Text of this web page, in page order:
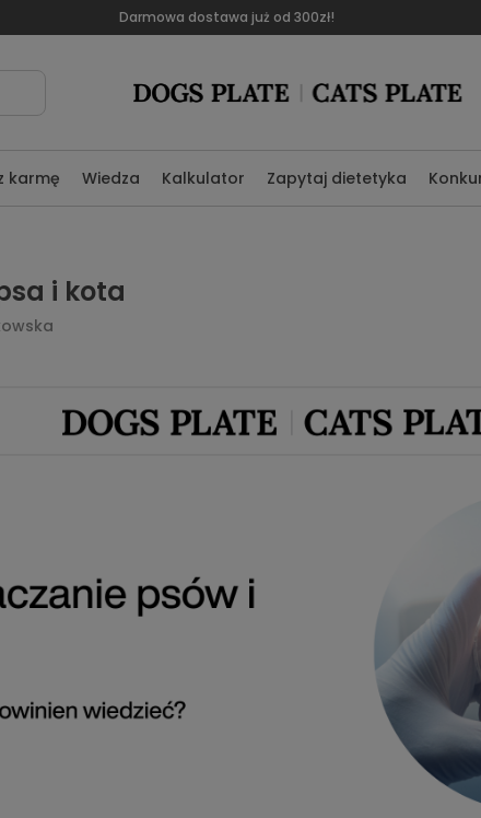
Darmowa dostawa już od 300zł!
karmę Wiedza Kalkulator Zapytaj dietetyka
i kota